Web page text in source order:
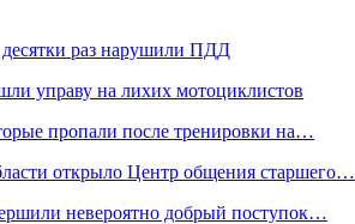
десятки раз нарушили ПДД
управу на лихих мотоциклистов
пропали после тренировки на…
открыло Центр общения старшего…
невероятно добрый поступок…